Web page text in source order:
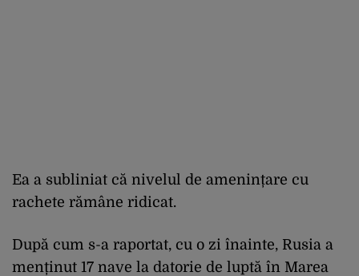
Ea a subliniat că nivelul de amenințare cu
rachete rămâne ridicat.
După cum s-a raportat, cu o zi înainte, Rusia a
menținut 17 nave la datorie de luptă în Marea